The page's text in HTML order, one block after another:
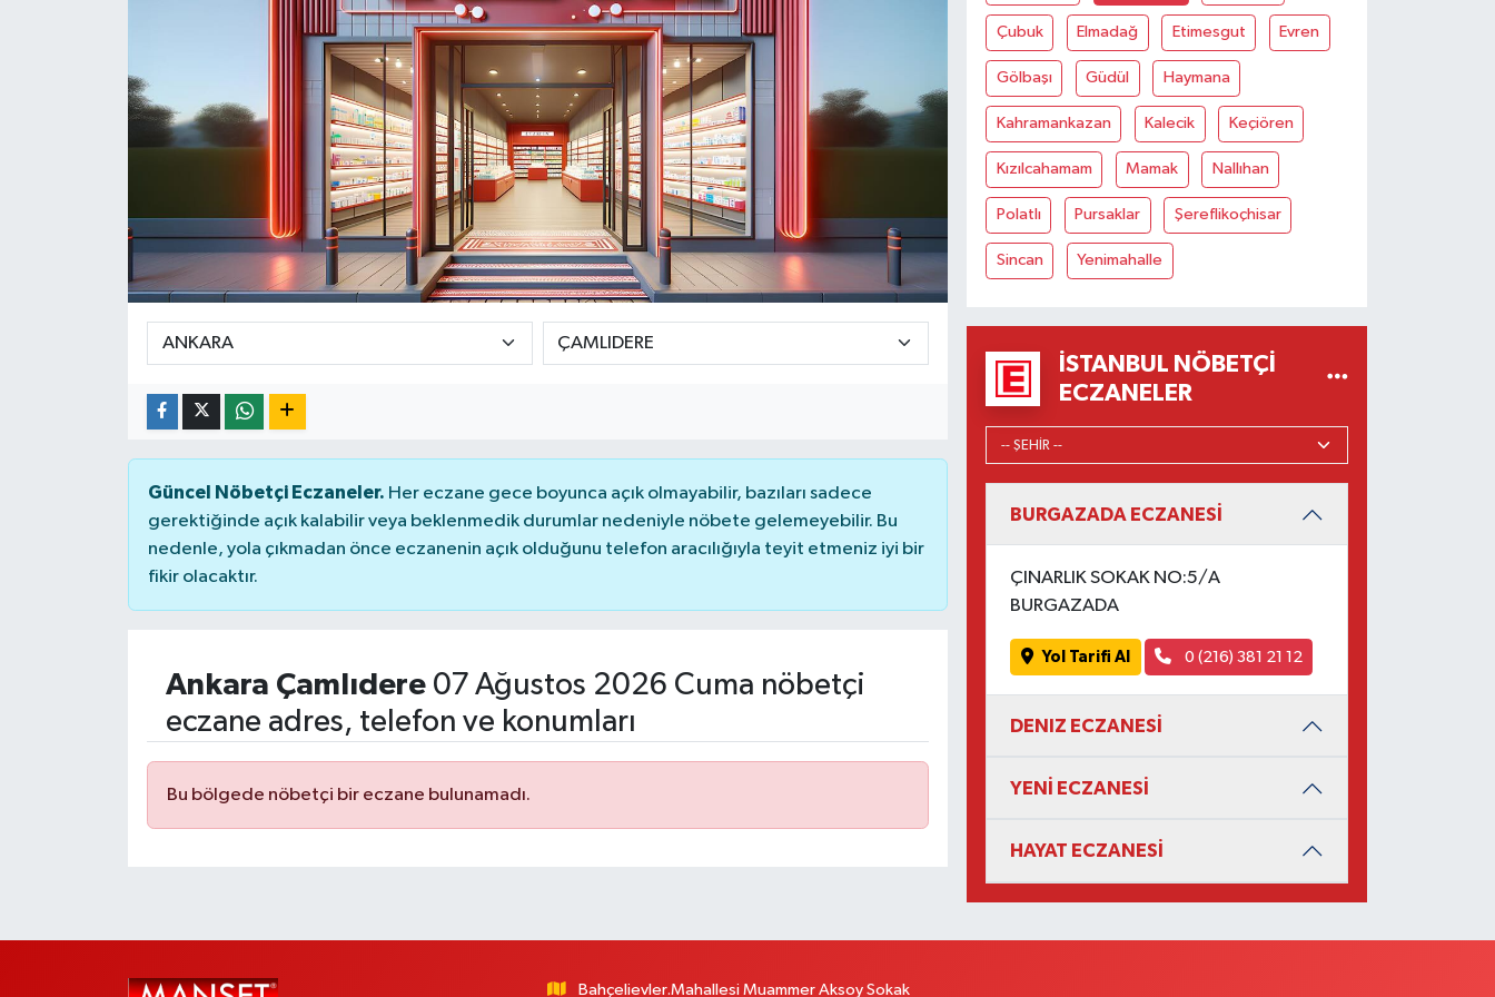
Güncel Nöbetçi Eczaneler. Her eczane gece boyunca açık olmayabilir, bazıları sadece
gerektiğinde açık kalabilir veya beklenmedik durumlar nedeniyle nöbete gelemeyebilir. Bu
nedenle, yola çıkmadan önce eczanenin açık olduğunu telefon aracılığıyla teyit etmeniz iyi bir
fikir olacaktır.
Ankara Çamlıdere07 Ağustos 2026 Cuma nöbetçi
eczane adres, telefon ve konumları
Bu bölgede nöbetçi bir eczane bulunamadı.
Çubuk Elmadağ Etimesgut Evren
Gölbaşı Güdül Haymana
Kahramankazan Kalecik Keçiören
Kızılcahamam Mamak Nallıhan
Polatlı Pursaklar Şereflikoçhisar
Sincan Yenimahalle
İSTANBUL NÖBETÇI
ECZANELER
BURGAZADA ECZANESİ
ÇINARLIK SOKAK NO:5/A
BURGAZADA
Yol Tarifi Al 0 (216) 381 21 12
DENIZ ECZANESİ
YENİ ECZANESİ
HAYAT ECZANESİ
Bahçelievler.Mahallesi Muammer Aksoy Sokak